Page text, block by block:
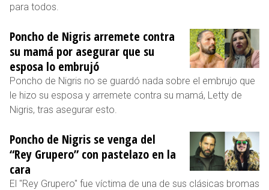
para todos.
Poncho de Nigris arremete contra
su mamá por asegurar que su
esposa lo embrujó
Poncho de Nigris no se guardó nada sobre el embrujo que
le hizo su esposa y arremete contra su mamá, Letty de
Nigris, tras asegurar esto.
Poncho de Nigris se venga del
“Rey Grupero” con pastelazo en la
cara
El "Rey Grupero" fue víctima de una de sus clásicas bromas